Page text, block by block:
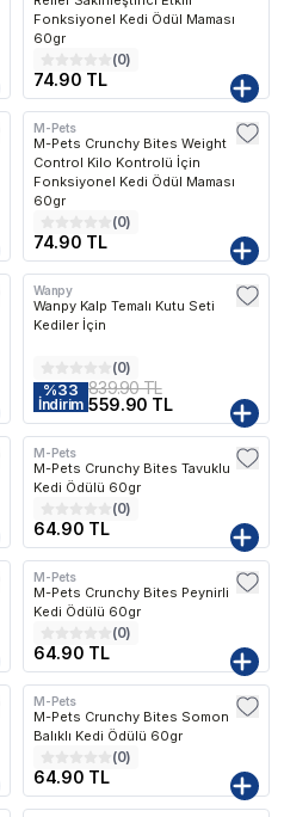
Fonksiyonel Kedi Ödül Maması
60gr
(0)
74.90 TL
M-Pets
M-Pets Crunchy Bites Weight
Control Kilo Kontrolü İçin
Fonksiyonel Kedi Ödül Maması
60gr
(0)
74.90 TL
Wanpy
Wanpy Kalp Temalı Kutu Seti
Kediler İçin
(0)
%33
İndirim
839.90 TL
559.90 TL
M-Pets
M-Pets Crunchy Bites Tavuklu
Kedi Ödülü 60gr
(0)
64.90 TL
M-Pets
M-Pets Crunchy Bites Peynirli
Kedi Ödülü 60gr
(0)
64.90 TL
M-Pets
M-Pets Crunchy Bites Somon
Balıklı Kedi Ödülü 60gr
(0)
64.90 TL